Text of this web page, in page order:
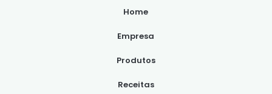
Home
Empresa
Produtos
Receitas